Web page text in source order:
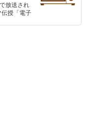
放送され
授「電子